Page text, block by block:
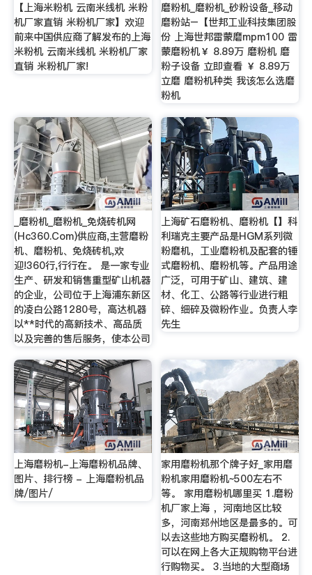
【上海米粉机 云南米线机 米粉
机厂家直销 米粉机厂家】欢迎
前来中国供应商了解发布的上海
米粉机 云南米线机 米粉机厂家
直销 米粉机厂家!
磨粉机_磨粉机_砂粉设备_移动
磨粉站–【世邦工业科技集团股
份 上海世邦雷蒙磨mpm100 雷
蒙磨粉机￥ 8.89万 磨粉机 磨
粉子设备 立即查看 ￥ 8.89万
立磨 磨粉机种类 我该怎么选磨
粉机
_磨粉机_磨粉机_免烧砖机网
(Hc360.Com)供应商,主营磨粉
机、磨粉机、免烧砖机,欢
迎!360行,行行在。 是一家专业
生产、研发和销售重型矿山机器
的企业，公司位于上海浦东新区
的凌白公路1280号，高达机器
以**时代的高新技术、高品质
以及完善的售后服务，使本公司
上海矿石磨粉机、磨粉机【】科
利瑞克主要产品是HGM系列微
粉磨机，工业磨粉机及配套的锤
式磨粉机、磨粉机等。产品用途
广泛，可用于矿山、建筑、建
材、化工、公路等行业进行粗
碎、细碎及微粉作业。负责人李
先生
上海磨粉机-上海磨粉机品牌、
图片、排行榜 - 上海磨粉机品
牌/图片/
家用磨粉机那个牌子好_家用磨
粉机家用磨粉机~500左右不
等。 家用磨粉机哪里买 1.磨粉
机厂家上海 ，河南地区比较
多，河南郑州地区是最多的。可
以去这些地方购买磨粉机。 2.
可以在网上各大正规购物平台进
行购物买。 3.当地的大型商场